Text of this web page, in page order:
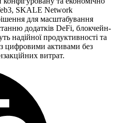
SKALE Network
для масштабування
додатків DeFi, блокчейн-
надійної продуктивності та
цифровими активами без
витрат.